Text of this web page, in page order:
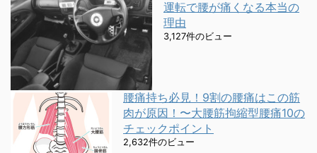
運転で腰が痛くなる本当の
理由
3,127件のビュー
腰痛持ち必見！9割の腰痛はこの筋
肉が原因！〜大腰筋拘縮型腰痛10の
チェックポイント
2,632件のビュー